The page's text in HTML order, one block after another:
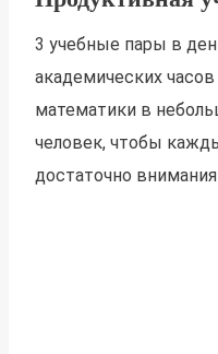
3 учебные пары в
академических
математики в
человек, чтобы
достаточно внимания